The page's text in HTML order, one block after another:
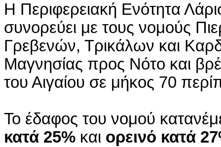
Η Περιφερειακή Ενότητα
συνορεύει με τους νομούς
Γρεβενών, Τρικάλων και
Μαγνησίας προς Νότο και
του Αιγαίου σε μήκος 70
Το έδαφος του νομού
κατά 25% και ορεινό κατά